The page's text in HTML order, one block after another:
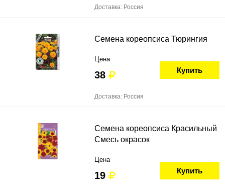
Доставка: Россия
Семена кореопсиса Тюрингия
Цена
38 Купить
Доставка: Россия
Семена кореопсиса Красильный
Смесь окрасок
Цена
19 Купить